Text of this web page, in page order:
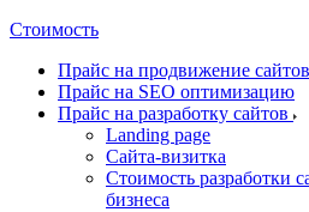
Стоимость
Прайс на продвижение сайтов
Прайс на SEO оптимизацию
Прайс на разработку сайтов
Landing page
Cайта-визитка
Стоимость разработки
бизнеса